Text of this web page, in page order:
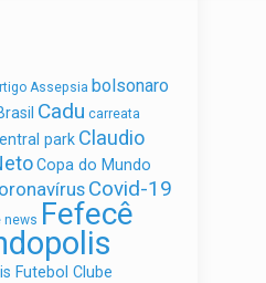
Assepsia bolsonaro
Cadu carreata
park Claudio
Copa do Mundo
Covid-19
news Fefecê
Futebol Clube